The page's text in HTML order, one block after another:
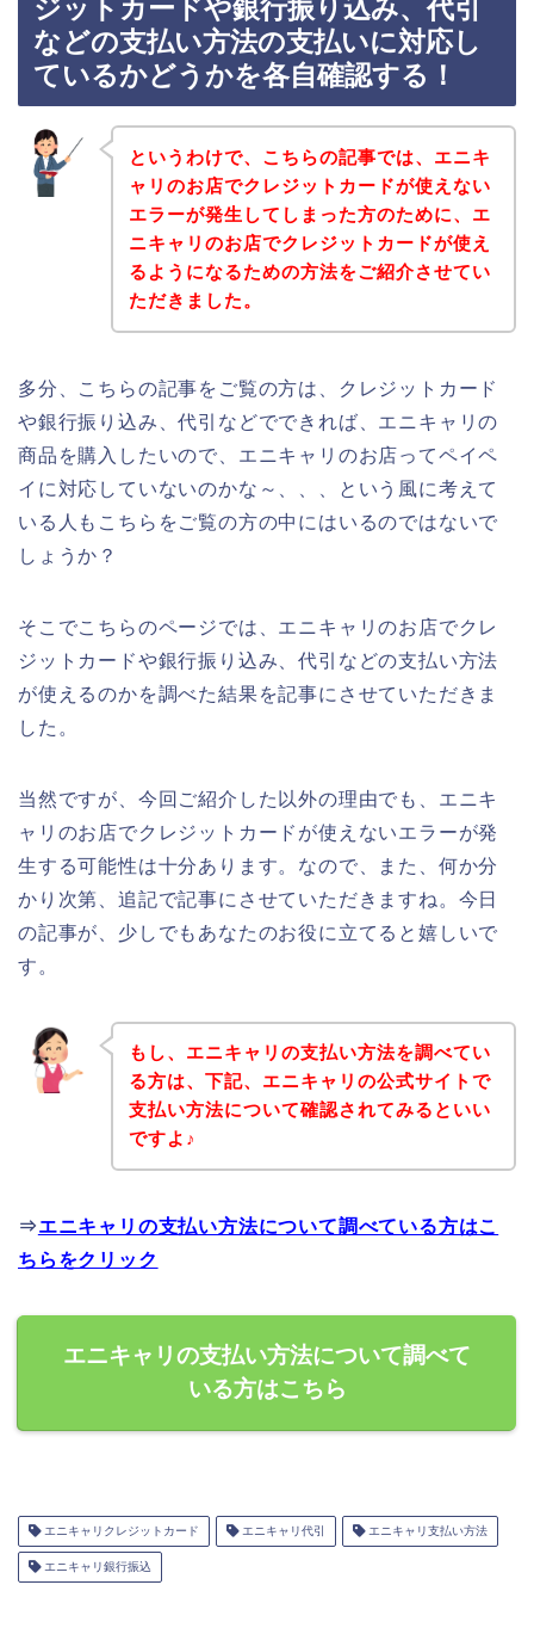
ジットカードや銀行振り込み、代引
などの支払い方法の支払いに対応し
ているかどうかを各自確認する！
というわけで、こちらの記事では、エニキ
ャリのお店でクレジットカードが使えない
エラーが発生してしまった方のために、エ
ニキャリのお店でクレジットカードが使え
るようになるための方法をご紹介させてい
ただきました。
多分、こちらの記事をご覧の方は、クレジットカード
や銀行振り込み、代引などでできれば、エニキャリの
商品を購入したいので、エニキャリのお店ってペイペ
イに対応していないのかな～、、、という風に考えて
いる人もこちらをご覧の方の中にはいるのではないで
しょうか？
そこでこちらのページでは、エニキャリのお店でクレ
ジットカードや銀行振り込み、代引などの支払い方法
が使えるのかを調べた結果を記事にさせていただきま
した。
当然ですが、今回ご紹介した以外の理由でも、エニキ
ャリのお店でクレジットカードが使えないエラーが発
生する可能性は十分あります。なので、また、何か分
かり次第、追記で記事にさせていただきますね。今日
の記事が、少しでもあなたのお役に立てると嬉しいで
す。
もし、エニキャリの支払い方法を調べてい
る方は、下記、エニキャリの公式サイトで
支払い方法について確認されてみるといい
ですよ♪
⇒エニキャリの支払い方法について調べている方はこ
ちらをクリック
エニキャリの支払い方法について調べて
いる方はこちら
エニキャリクレジットカード エニキャリ代引 エニキャリ支払い方法
エニキャリ銀行振込